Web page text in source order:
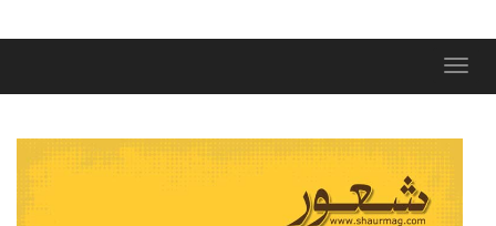
Toggle